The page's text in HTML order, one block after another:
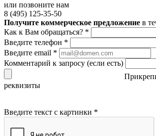
или позвоните нам
8 (495) 125-35-50
Получите коммерческое предложение в
Как к Вам обращаться? *
Введите телефон *
Введите email *
Комментарий к запросу (если есть)
реквизиты
Введите текст с картинки *